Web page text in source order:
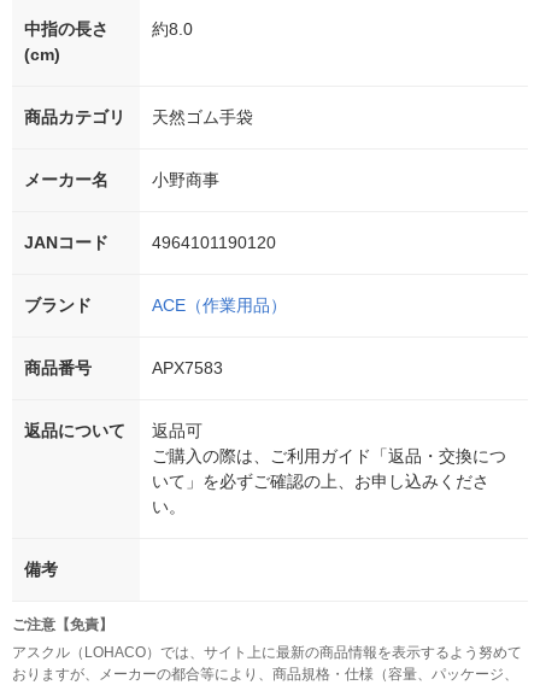
中指の長さ
(cm)
約8.0
商品カテゴリ 天然ゴム手袋
メーカー名 小野商事
JANコード 4964101190120
ブランド ACE（作業用品）
商品番号 APX7583
返品について
返品可
ご購入の際は、ご利用ガイド「返品・交換につ
いて」を必ずご確認の上、お申し込みくださ
い。
備考
ご注意【免責】
アスクル（LOHACO）では、サイト上に最新の商品情報を表示するよう努めて
おりますが、メーカーの都合等により、商品規格・仕様（容量、パッケージ、